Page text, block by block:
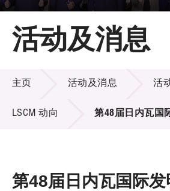
主页
关于LSCM
技术商品化
项目及资助计划
活动及消息
活动及消息
活动及消息
主页 活动及消息 活
LSCM 动向 第48届日内瓦国
第48届日内瓦国际发